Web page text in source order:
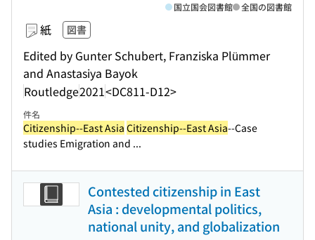
紙 図書
Edited by Gunter Schubert, Franziska Plümmer
and Anastasiya Bayok
Routledge2021<DC811-D12>
国立国会図書館 全国の図書館
件名
Citizenship--East Asia Citizenship--East Asia--Case
studies Emigration and ...
Contested citizenship in East
Asia : developmental politics,
national unity, and globalization